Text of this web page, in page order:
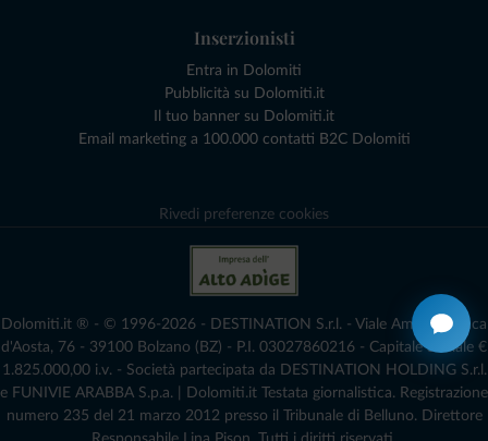
Inserzionisti
Entra in Dolomiti
Pubblicità su Dolomiti.it
Il tuo banner su Dolomiti.it
Email marketing a 100.000 contatti B2C Dolomiti
Rivedi preferenze cookies
Dolomiti.it ® - © 1996-2026 - DESTINATION S.r.l. - Viale Amedeo Duca
d'Aosta, 76 - 39100 Bolzano (BZ) - P.I. 03027860216 - Capitale Sociale €
1.825.000,00 i.v. - Società partecipata da DESTINATION HOLDING S.r.l.
e FUNIVIE ARABBA S.p.a. | Dolomiti.it Testata giornalistica. Registrazione
numero 235 del 21 marzo 2012 presso il Tribunale di Belluno.­ Direttore